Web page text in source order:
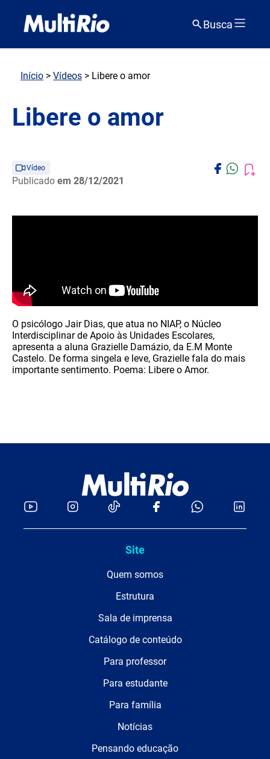
Busca
Início > Vídeos > Libere o amor
Libere o amor
Vídeo
Publicado em 28/12/2021
O psicólogo Jair Dias, que atua no NIAP, o Núcleo
Interdisciplinar de Apoio às Unidades Escolares,
apresenta a aluna Grazielle Damázio, da E.M Monte
Castelo. De forma singela e leve, Grazielle fala do mais
importante sentimento. Poema: Libere o Amor.
Site
Quem somos
Estrutura
Sala de imprensa
Catálogo de conteúdo
Para professor
Para estudante
Para família
Notícias
Pensando educação